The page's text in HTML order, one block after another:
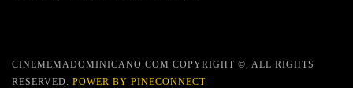
CINEMEMADOMINICANO.COM COPYRIGHT ©, ALL RIGHTS
RESERVED. POWER BY PINECONNECT